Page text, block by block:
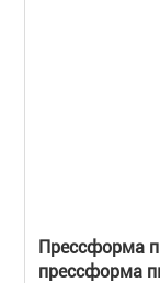
Прессформа
прессформа